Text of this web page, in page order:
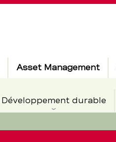
Asset Management
Développement durable